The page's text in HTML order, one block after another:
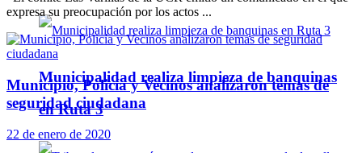
Municipalidad realiza limpieza de banquinas
en Ruta 3
expresa su preocupación por los actos ...
Municipio, Policía y Vecinos analizaron temas de
seguridad ciudadana
22 de enero de 2020